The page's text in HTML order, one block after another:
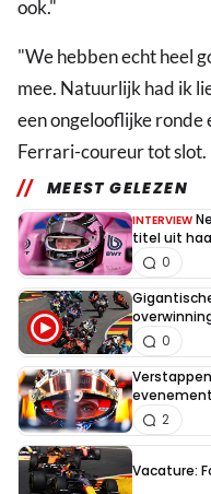
ook."
"We hebben echt heel
mee. Natuurlijk had ik
een ongelooflijke ronde
Ferrari-coureur tot slot.
MEEST GELEZEN
INTERVIEW
titel uit
0
0
2
Vacature: